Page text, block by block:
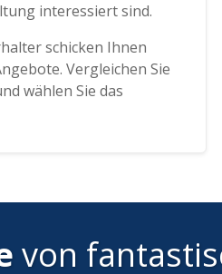
interessiert sind.
schicken Ihnen
Vergleichen Sie
wählen Sie das
von